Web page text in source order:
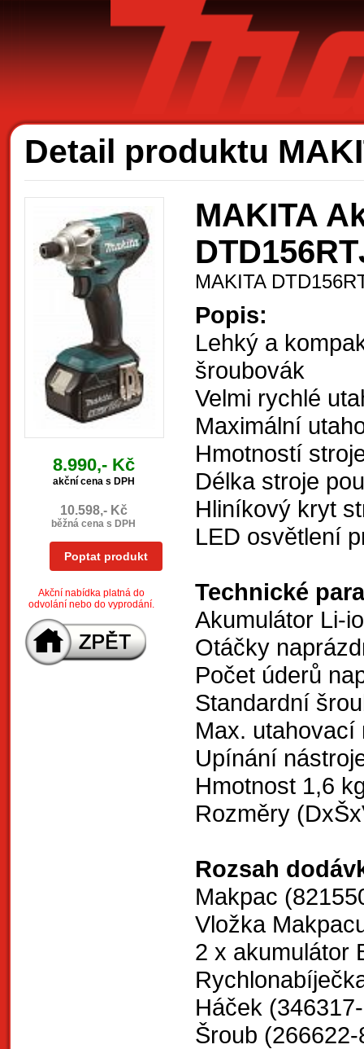
Detail produktu
8.990,- Kč
akční cena s DPH
10.598,- Kč
běžná cena s DPH
Poptat produkt
Akční nabídka platná do
odvolání nebo do vyprodání.
MAKITA
MAKITA
Popis:
Lehký a
šroubovák
Velmi rychlé
Maximální
Hmotností
Délka stroje
Hliníkový kryt
LED osvětlení
Technické
Akumulátor Li-
Otáčky
Počet úderů
Standardní
Max. utahovací
Upínání
Hmotnost 1,6
Rozměry
Rozsah
Makpac
Vložka
2 x akumulátor
Háček
Šroub (266622-